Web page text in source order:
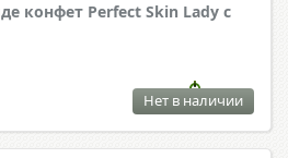
конфет Perfect Skin Lady с
Нет в наличии